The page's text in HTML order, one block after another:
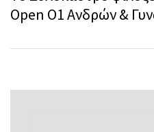
Open O1 Ανδρών &